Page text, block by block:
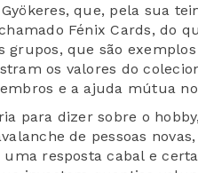
que, pela sua
Fénix Cards, do
grupos, que são
os valores do
e a ajuda mútua
para dizer sobre o
de pessoas
uma resposta cabal e